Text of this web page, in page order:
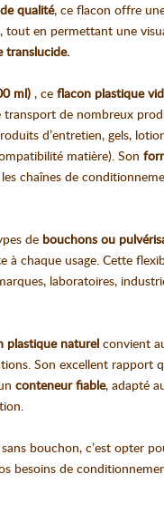
qualité, ce flacon offre
tout en permettant une
translucide.
ml) , ce flacon plastique
de nombreux
d’entretien, gels,
matière). Son
chaînes de
de bouchons ou
à chaque usage. Cette
laboratoires,
plastique naturel convient
Son excellent rapport
conteneur fiable, adapté
bouchon, c’est opter
besoins de